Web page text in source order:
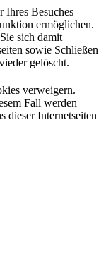
Ihres Besuches
ermöglichen.
sich damit
sowie Schließen
gelöscht.
verweigern.
Fall werden
dieser Internetseiten